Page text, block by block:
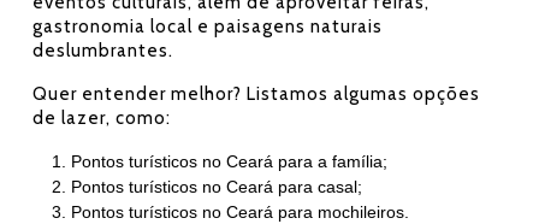
gastronomia local e paisagens naturais
deslumbrantes.
Quer entender melhor? Listamos algumas opções
de lazer, como:
Pontos turísticos no Ceará para a família;
Pontos turísticos no Ceará para casal;
Pontos turísticos no Ceará para mochileiros.